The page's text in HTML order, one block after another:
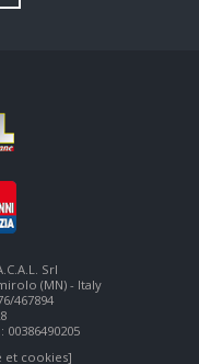
Srl
(MN) - Italy
467894
00386490205
et cookies]